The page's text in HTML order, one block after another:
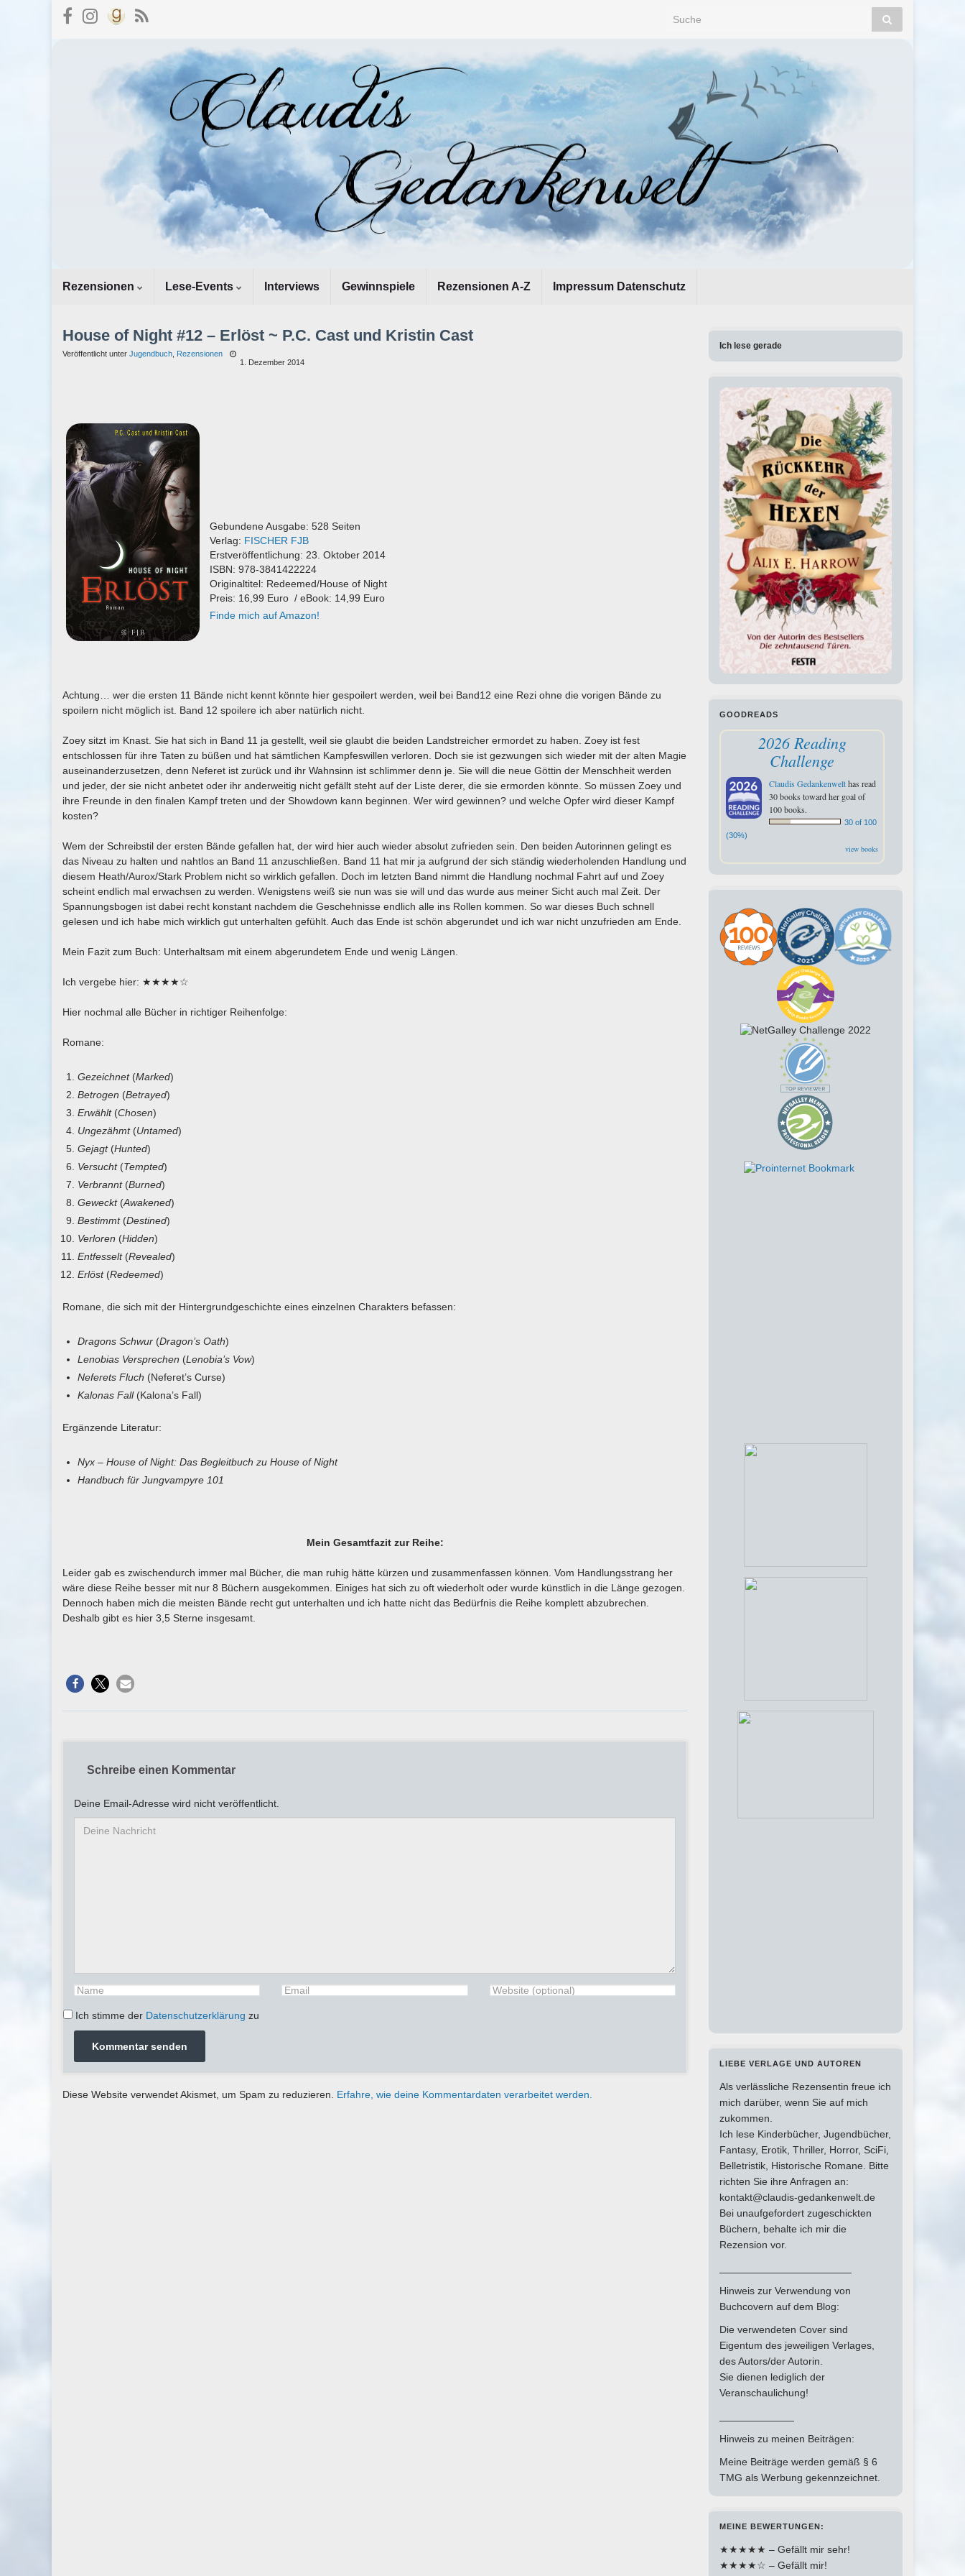
Rezensionen Lese-Events Interviews Gewinnspiele Rezensionen A-Z Impressum Datenschutz
House of Night #12 – Erlöst ~ P.C. Cast und Kristin Cast
Veröffentlicht unter Jugendbuch Rezensionen
1. Dezember 2014
Gebundene Ausgabe: 528 Seiten
Verlag: FISCHER FJB
Erstveröffentlichung: 23. Oktober 2014
ISBN: 978-3841422224
Originaltitel: Redeemed/House of Night
Preis: 16,99 Euro / eBook: 14,99 Euro
Finde mich auf Amazon!
Achtung… wer die ersten 11 Bände nicht kennt könnte hier gespoilert werden, weil bei Band12 eine Rezi ohne die vorigen Bände zu
spoilern nicht möglich ist. Band 12 spoilere ich aber natürlich nicht.
Zoey sitzt im Knast. Sie hat sich in Band 11 ja gestellt, weil sie glaubt die beiden Landstreicher ermordet zu haben. Zoey ist fest
entschlossen für ihre Taten zu büßen und hat sämtlichen Kampfeswillen verloren. Doch sie ist gezwungen sich wieder mit der alten Magie
auseinanderzusetzen, denn Neferet ist zurück und ihr Wahnsinn ist schlimmer denn je. Sie will die neue Göttin der Menschheit werden
und jeder, der sie nicht anbetet oder ihr anderweitig nicht gefällt steht auf der Liste derer, die sie ermorden könnte. So müssen Zoey und
ihre Freunde in den finalen Kampf treten und der Showdown kann beginnen. Wer wird gewinnen? und welche Opfer wird dieser Kampf
kosten?
Wem der Schreibstil der ersten Bände gefallen hat, der wird hier auch wieder absolut zufrieden sein. Den beiden Autorinnen gelingt es
das Niveau zu halten und nahtlos an Band 11 anzuschließen. Band 11 hat mir ja aufgrund der sich ständig wiederholenden Handlung und
diesem Heath/Aurox/Stark Problem nicht so wirklich gefallen. Doch im letzten Band nimmt die Handlung nochmal Fahrt auf und Zoey
scheint endlich mal erwachsen zu werden. Wenigstens weiß sie nun was sie will und das wurde aus meiner Sicht auch mal Zeit. Der
Spannungsbogen ist dabei recht konstant nachdem die Geschehnisse endlich alle ins Rollen kommen. So war dieses Buch schnell
gelesen und ich habe mich wirklich gut unterhalten gefühlt. Auch das Ende ist schön abgerundet und ich war nicht unzufrieden am Ende.
Mein Fazit zum Buch: Unterhaltsam mit einem abgerundetem Ende und wenig Längen.
Ich vergebe hier: ★★★★☆
Hier nochmal alle Bücher in richtiger Reihenfolge:
Romane:
Gezeichnet(Marked)
Betrogen (Betrayed)
Erwählt(Chosen)
Ungezähmt(Untamed)
Gejagt(Hunted)
Versucht(Tempted)
Verbrannt(Burned)
Geweckt(Awakened)
Bestimmt(Destined)
Verloren (Hidden)
Entfesselt(Revealed)
Erlöst(Redeemed)
Romane, die sich mit der Hintergrundgeschichte eines einzelnen Charakters befassen:
Dragons Schwur (Dragon’s Oath)
Lenobias Versprechen (Lenobia’s Vow)
Neferets Fluch (Neferet’s Curse)
Kalonas Fall(Kalona’s Fall)
Ergänzende Literatur:
Nyx – House of Night: Das Begleitbuch zu House of Night
Handbuch für Jungvampyre 101
Mein Gesamtfazit zur Reihe:
Leider gab es zwischendurch immer mal Bücher, die man ruhig hätte kürzen und zusammenfassen können. Vom Handlungsstrang her
wäre diese Reihe besser mit nur 8 Büchern ausgekommen. Einiges hat sich zu oft wiederholt oder wurde künstlich in die Länge gezogen.
Dennoch haben mich die meisten Bände recht gut unterhalten und ich hatte nicht das Bedürfnis die Reihe komplett abzubrechen.
Deshalb gibt es hier 3,5 Sterne insgesamt.
Schreibe einen Kommentar
Deine Email-Adresse wird nicht veröffentlicht.
Ich stimme der Datenschutzerklärung zu
Diese Website verwendet Akismet, um Spam zu reduzieren. Erfahre, wie deine Kommentardaten verarbeitet werden.
Ich lese gerade
GOODREADS
2026 Reading
Challenge
Claudis Gedankenwelthas read
30 books toward her goal of
100 books.
30 of 100
(30%)
view books
LIEBE VERLAGE UND AUTOREN
Als verlässliche Rezensentin freue ich
mich darüber, wenn Sie auf mich
zukommen.
Ich lese Kinderbücher, Jugendbücher,
Fantasy, Erotik, Thriller, Horror, SciFi,
Belletristik, Historische Romane. Bitte
richten Sie ihre Anfragen an:
kontakt@claudis-gedankenwelt.de
Bei unaufgefordert zugeschickten
Büchern, behalte ich mir die
Rezension vor.
Hinweis zur Verwendung von
Buchcovern auf dem Blog:
Die verwendeten Cover sind
Eigentum des jeweiligen Verlages,
des Autors/der Autorin.
Sie dienen lediglich der
Veranschaulichung!
Hinweis zu meinen Beiträgen:
Meine Beiträge werden gemäß § 6
TMG als Werbung gekennzeichnet.
MEINE BEWERTUNGEN:
★★★★★ – Gefällt mir sehr!
★★★★☆ – Gefällt mir!